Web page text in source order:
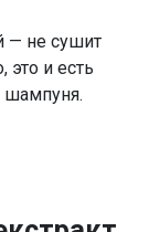
— не сушит
это и есть
шампуня.